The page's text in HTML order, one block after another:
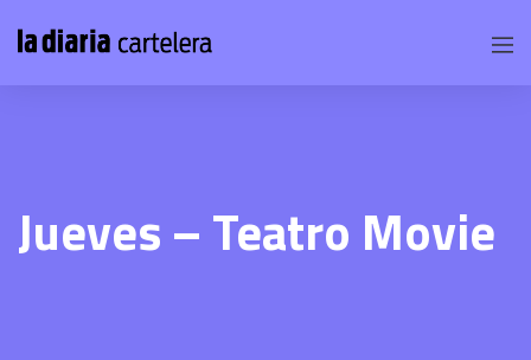
Jueves – Teatro Movie